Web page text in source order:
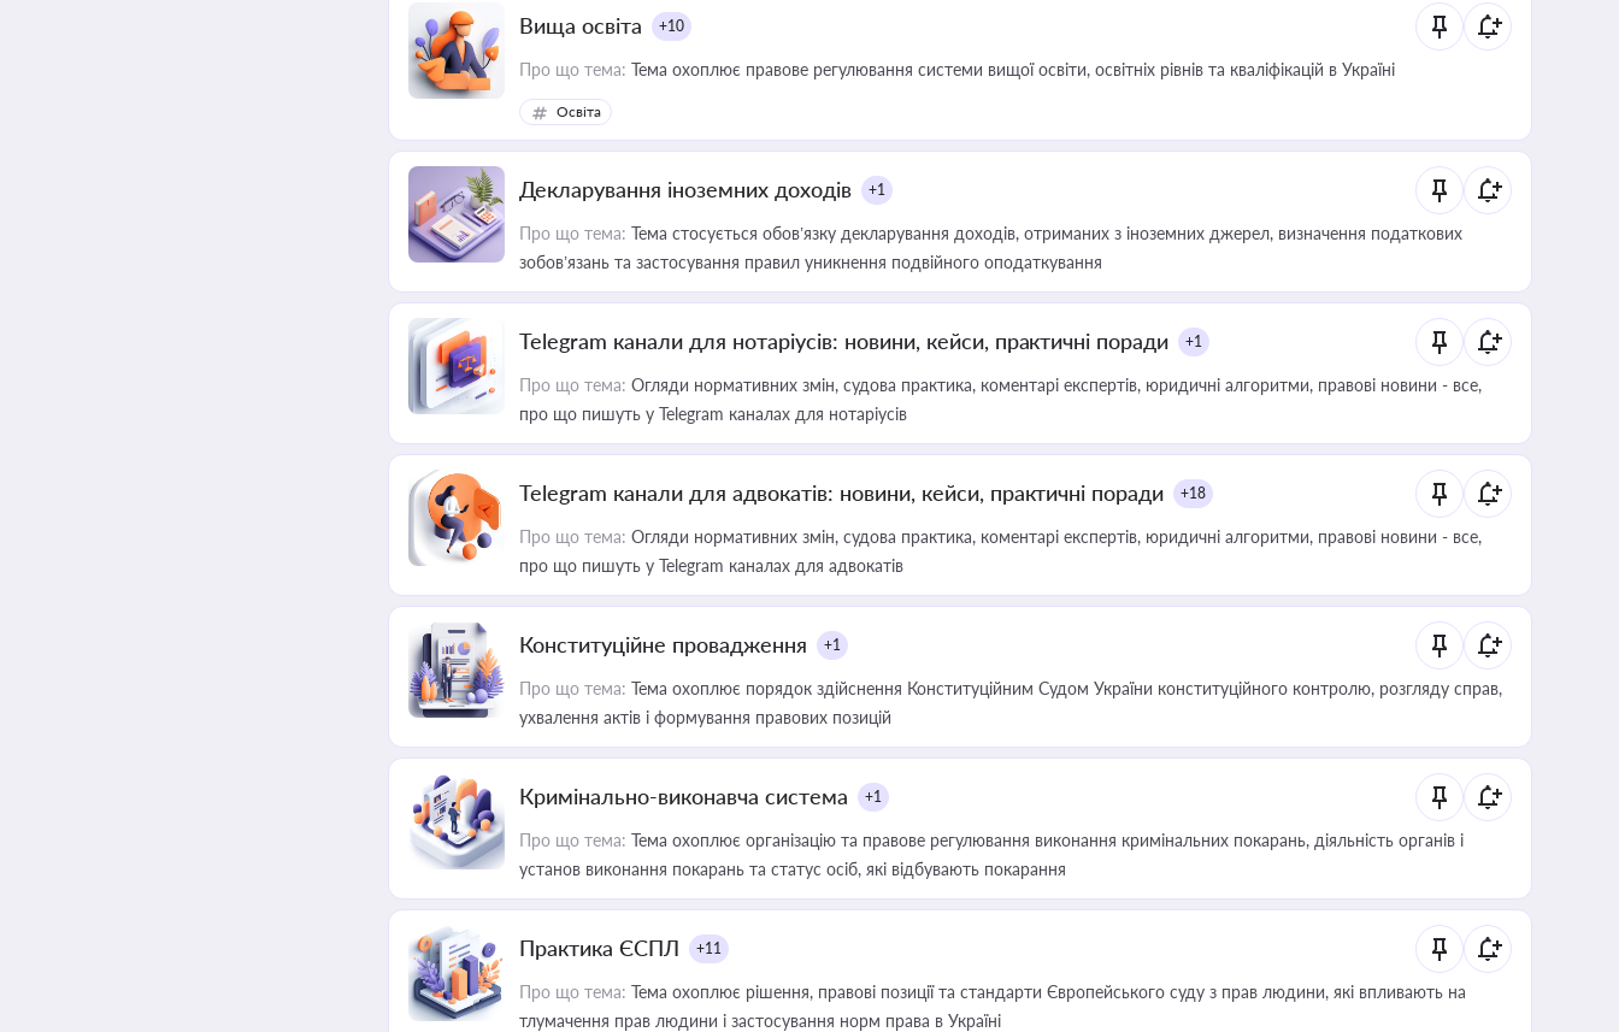
Вища освіта +10
Про що тема: Тема охоплює правове регулювання системи вищої освіти, освітніх рівнів та кваліфікацій в Україні
Освіта
Декларування іноземних доходів +1
Про що тема: Тема стосується обов’язку декларування доходів, отриманих з іноземних джерел, визначення податкових
зобов’язань та застосування правил уникнення подвійного оподаткування
Telegram канали для нотаріусів: новини, кейси, практичні поради +1
Про що тема: Огляди нормативних змін, судова практика, коментарі експертів, юридичні алгоритми, правові новини - все,
про що пишуть у Telegram каналах для нотаріусів
Telegram канали для адвокатів: новини, кейси, практичні поради +18
Про що тема: Огляди нормативних змін, судова практика, коментарі експертів, юридичні алгоритми, правові новини - все,
про що пишуть у Telegram каналах для адвокатів
Конституційне провадження +1
Про що тема: Тема охоплює порядок здійснення Конституційним Судом України конституційного контролю, розгляду справ,
ухвалення актів і формування правових позицій
Кримінально-виконавча система +1
Про що тема: Тема охоплює організацію та правове регулювання виконання кримінальних покарань, діяльність органів і
установ виконання покарань та статус осіб, які відбувають покарання
Практика ЄСПЛ +11
Про що тема: Тема охоплює рішення, правові позиції та стандарти Європейського суду з прав людини, які впливають на
тлумачення прав людини і застосування норм права в Україні